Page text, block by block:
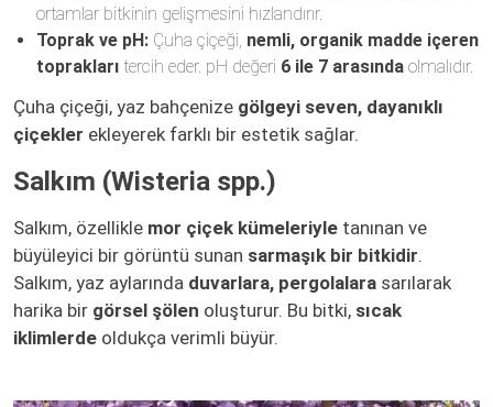
ortamlar bitkinin gelişmesini hızlandırır.
Toprak ve pH:Çuha çiçeği, nemli, organik madde içeren
topraklarıtercih eder. pH değeri 6 ile 7 arasındaolmalıdır.
Çuha çiçeği, yaz bahçenize gölgeyi seven, dayanıklı
çiçekler ekleyerek farklı bir estetik sağlar.
Salkım (Wisteria spp.)
Salkım, özellikle mor çiçek kümeleriyle tanınan ve
büyüleyici bir görüntü sunan sarmaşık bir bitkidir.
Salkım, yaz aylarında duvarlara, pergolalara sarılarak
harika bir görsel şölen oluşturur. Bu bitki, sıcak
iklimlerde oldukça verimli büyür.